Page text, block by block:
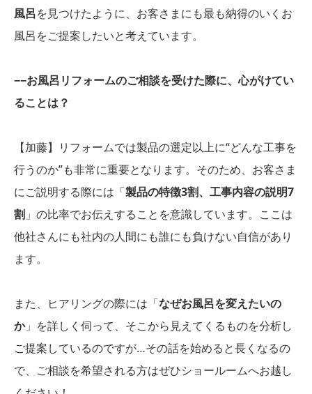
風呂を見つけたように、お客さまにも最も納得のいくお
風呂をご提案したいと考えています。
−−お風呂リフォームのご相談を受けた際に、心がけてい
ることは？
【加藤】リフォームでは製品の選定以上に“どんな工事を
行うのか”も非常に重要となります。そのため、お客さま
にご説明する際には「製品の特徴3割、工事内容の説明7
割 」の比率でお伝えすることを意識しています。ここは
他社さんにも社内の人間にも誰にも負けない自信があり
ます。
また、ヒアリングの際には「なぜお風呂を変えたいの
か」を詳しく伺って、そこから見えてくるものを分析し
ご提案しているのですが…その話を始めると長くなるの
で、ご相談を希望される方はぜひショールームへお越し